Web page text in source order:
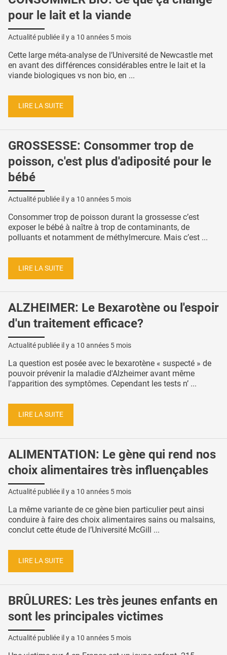
pour le lait et la viande
Actualité publiée il y a 10 années 5 mois
Cette large méta-analyse de l’Université de Newcastle met
en avant des différences considérables entre le lait et la
viande biologiques vs non bio, en ...
LIRE LA SUITE
GROSSESSE: Consommer trop de
poisson, c'est plus d'adiposité pour le
bébé
Actualité publiée il y a 10 années 5 mois
Consommer trop de poisson durant la grossesse c’est
exposer le bébé à naître à trop de contaminants, de
polluants et notamment de méthylmercure. Mais c’est ...
LIRE LA SUITE
ALZHEIMER: Le Bexarotène ou l'espoir
d'un traitement efficace?
Actualité publiée il y a 10 années 5 mois
La question est posée avec le bexarotène « suspecté » de
pouvoir prévenir la maladie d'Alzheimer avant même
l'apparition des symptômes. Cependant les tests n’ ...
LIRE LA SUITE
ALIMENTATION: Le gène qui rend nos
choix alimentaires très influençables
Actualité publiée il y a 10 années 5 mois
La même variante de ce gène bien particulier peut ainsi
conduire à faire des choix alimentaires sains ou malsains,
conclut cette étude de l’Université McGill ...
LIRE LA SUITE
BRÛLURES: Les très jeunes enfants en
sont les principales victimes
Actualité publiée il y a 10 années 5 mois